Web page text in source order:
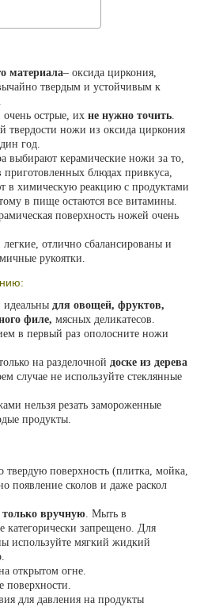
материала– оксида циркония,
твердым и устойчивым к
острые, их не нужно точить.
твердости ножи из оксида циркония
год.
выбирают керамические ножи за то,
приготовленных блюдах привкуса,
в химическую реакцию с продуктами
в пище остаются все витамины.
поверхность ножей очень
отлично сбалансированы и
рукоятки.
идеальны для овощей, фруктов,
филе, мясных деликатесов.
в первый раз ополосните ножи
на разделочной доске из дерева
случае не используйте стеклянные
нельзя резать замороженные
продукты.
твердую поверхность (плитка, мойка,
появление сколов и даже раскол
вручную. Мыть в
запрещено. Для
используйте мягкий жидкий
открытом огне.
поверхности.
для давления на продукты